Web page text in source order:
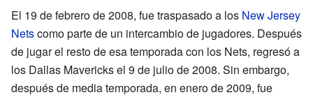
El 19 de febrero de 2008, fue traspasado a los New Jersey
Netscomo parte de un intercambio de jugadores. Después
de jugar el resto de esa temporada con los Nets, regresó a
los Dallas Mavericks el 9 de julio de 2008. Sin embargo,
después de media temporada, en enero de 2009, fue